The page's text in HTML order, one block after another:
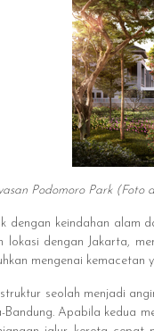
Podomoro Park (Foto
dengan keindahan alam
lokasi dengan Jakarta,
mengenai kemacetan
seolah menjadi
Apabila kedua